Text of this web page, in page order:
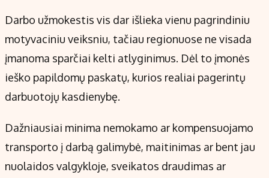
Darbo užmokestis vis dar išlieka vienu pagrindiniu
motyvaciniu veiksniu, tačiau regionuose ne visada
įmanoma sparčiai kelti atlyginimus. Dėl to įmonės
ieško papildomų paskatų, kurios realiai pagerintų
darbuotojų kasdienybę.
Dažniausiai minima nemokamo ar kompensuojamo
transporto į darbą galimybė, maitinimas ar bent jau
nuolaidos valgykloje, sveikatos draudimas ar